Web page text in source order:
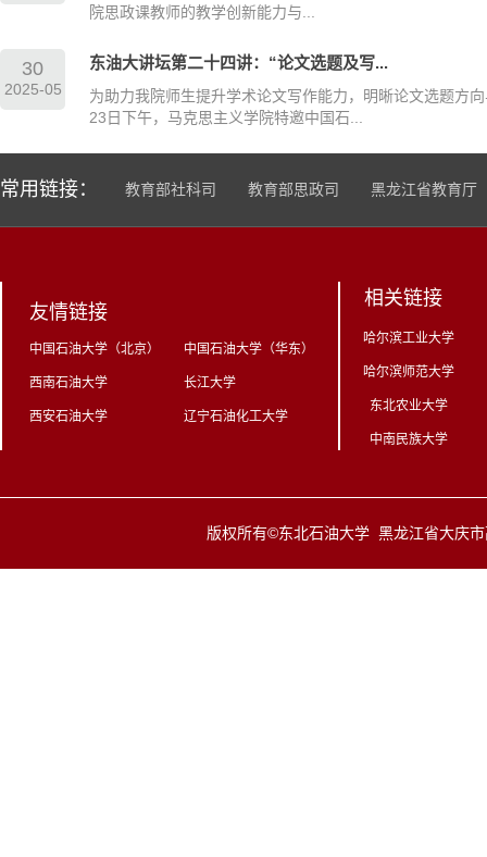
院思政课教师的教学创新能力与...
30
2025-05
东油大讲坛第二十四讲：“论文选题及写...
为助力我院师生提升学术论文写作能力，明晰论文选题方
23日下午，马克思主义学院特邀中国石...
常用链接： 教育部社科司 教育部思政司 黑龙江省教育厅
友情链接
中国石油大学（北京） 中国石油大学（华东）
西南石油大学 长江大学
西安石油大学 辽宁石油化工大学
相关链接
哈尔滨工业大学
哈尔滨师范大学
东北农业大学
中南民族大学
版权所有©东北石油大学 黑龙江省大庆